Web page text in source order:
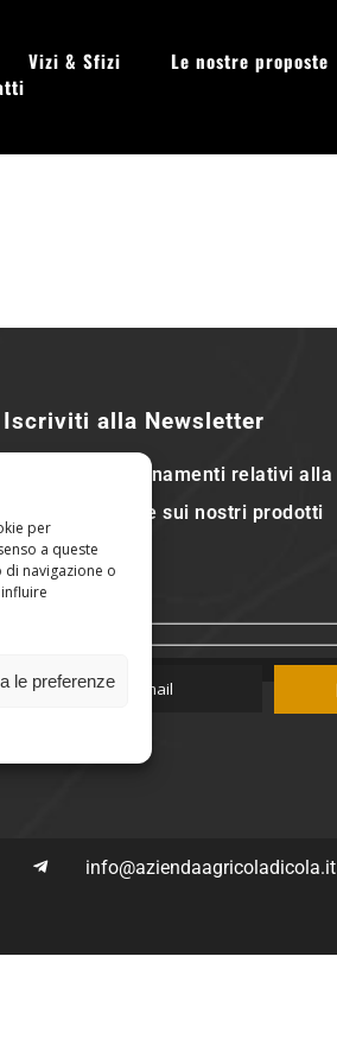
per
a queste
navigazione o
le preferenze
Vizi & Sfizi
Le nostre proposte
Iscriviti alla Newsletter
Riceverai aggiornamenti relativi alla
nostra Azienda e sui nostri prodotti
info@aziendaagricoladicola.it